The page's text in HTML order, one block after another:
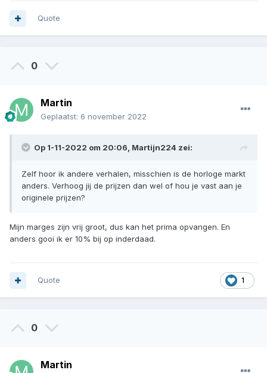
Quote
0
Martin
Geplaatst: 6 november 2022
Op 1-11-2022 om 20:06, Martijn224 zei:
Zelf hoor ik andere verhalen, misschien is de horloge markt
anders. Verhoog jij de prijzen dan wel of hou je vast aan je
originele prijzen?
Mijn marges zijn vrij groot, dus kan het prima opvangen. En
anders gooi ik er 10% bij op inderdaad.
1
Quote
0
Martin